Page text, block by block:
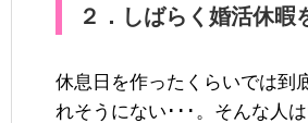
２．しばらく婚活休暇
休息日を作ったくらいでは到
れそうにない･･･。そんな人